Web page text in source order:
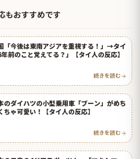
もおすすめです
「今後は東南アジアを重視する！」→タイ
年前のこと覚えてる？」【タイ人の反応】
続きを読む
のダイハツの小型乗用車「ブーン」がめち
ちゃ可愛い！【タイ人の反応】
続きを読む